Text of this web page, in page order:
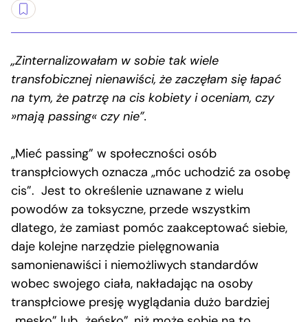
„Zinternalizowałam w sobie tak wiele
transfobicznej nienawiści, że zaczęłam się łapać
na tym, że patrzę na cis kobiety i oceniam, czy
»mają passing« czy nie”.
„Mieć passing” w społeczności osób
transpłciowych oznacza „móc uchodzić za osobę
cis”. Jest to określenie uznawane z wielu
powodów za toksyczne, przede wszystkim
dlatego, że zamiast pomóc zaakceptować siebie,
daje kolejne narzędzie pielęgnowania
samonienawiści i niemożliwych standardów
wobec swojego ciała, nakładając na osoby
transpłciowe presję wyglądania dużo bardziej